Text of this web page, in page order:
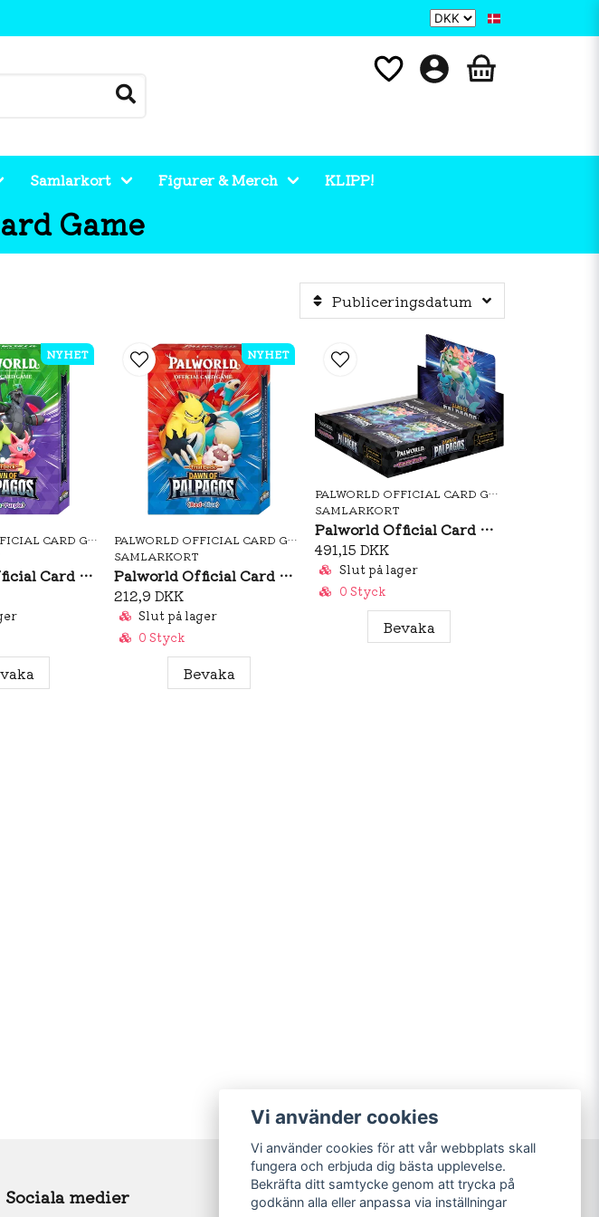
Samlarkort Figurer & Merch KLIPP!
Game
Publiceringsdatum
PALWORLD OFFICIAL CARD GAME
Palworld Official Card Game: Dawn of Palpagos Trial Deck Green-Purple
NYHET
PALWORLD OFFICIAL CARD GAME
SAMLARKORT
Palworld Official Card Game: Dawn of Palpagos Trial Deck Red-Blue
212,9 DKK
Slut på lager
0 Styck
Bevaka
NYHET
PALWORLD OFFICIAL CARD GAME
SAMLARKORT
Palworld Official Card Game Dawn of Palpagos BP01 Booster Box
491,15 DKK
Slut på lager
0 Styck
Bevaka
Sociala medier Sweet Nerds
Vi använder cookies
Vi använder cookies för att vår webbplats skall
fungera och erbjuda dig bästa upplevelse.
Bekräfta ditt samtycke genom att trycka på
godkänn alla eller anpassa via inställningar